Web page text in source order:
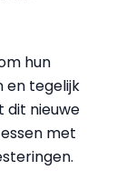
hun
en tegelijk
dit nieuwe
met